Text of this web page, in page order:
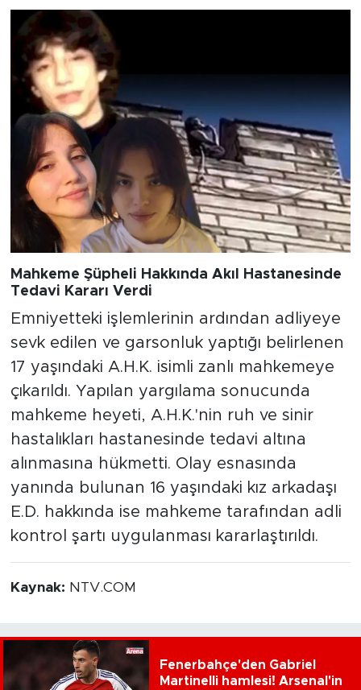
Mahkeme Şüpheli Hakkında Akıl Hastanesinde
Tedavi Kararı Verdi
Emniyetteki işlemlerinin ardından adliyeye
sevk edilen ve garsonluk yaptığı belirlenen
17 yaşındaki A.H.K. isimli zanlı mahkemeye
çıkarıldı. Yapılan yargılama sonucunda
mahkeme heyeti, A.H.K.'nin ruh ve sinir
hastalıkları hastanesinde tedavi altına
alınmasına hükmetti. Olay esnasında
yanında bulunan 16 yaşındaki kız arkadaşı
E.D. hakkında ise mahkeme tarafından adli
kontrol şartı uygulanması kararlaştırıldı.
Kaynak: NTV.COM
Fenerbahçe'den Gabriel
Martinelli hamlesi! Arsenal'in